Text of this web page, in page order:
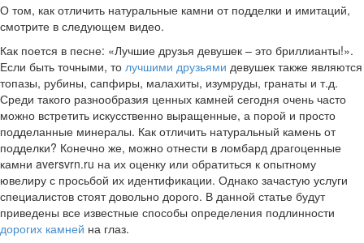
О том, как отличить натуральные камни от подделки и имитаций,
смотрите в следующем видео.
Как поется в песне: «Лучшие друзья девушек – это бриллианты!».
Если быть точными, то лучшими друзьями девушек также являются
топазы, рубины, сапфиры, малахиты, изумруды, гранаты и т.д.
Среди такого разнообразия ценных камней сегодня очень часто
можно встретить искусственно выращенные, а порой и просто
подделанные минералы. Как отличить натуральный камень от
подделки? Конечно же, можно отнести в ломбард драгоценные
камни aversvrn.ru на их оценку или обратиться к опытному
ювелиру с просьбой их идентификации. Однако зачастую услуги
специалистов стоят довольно дорого. В данной статье будут
приведены все известные способы определения подлинности
дорогих камней на глаз.